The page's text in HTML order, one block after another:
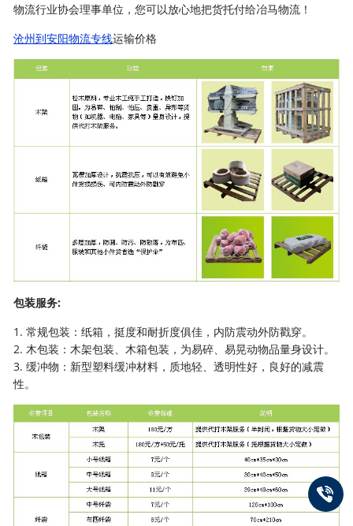
物流行业协会理事单位，您可以放心地把货托付给冶马物流！
沧州到安阳物流专线运输价格
包装服务:
1. 常规包装：纸箱，挺度和耐折度俱佳，内防震动外防戳穿。
2. 木包装：木架包装、木箱包装，为易碎、易晃动物品量身设计。
3. 缓冲物：新型塑料缓冲材料，质地轻、透明性好，良好的减震
性。